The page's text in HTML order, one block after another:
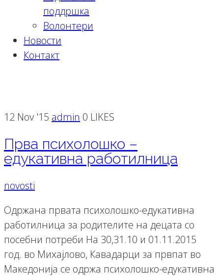
поддршка
Волонтери
Новости
Контакт
12 Nov '15 admin 0 LIKES
Прва психолошко –
едукативна работилница
novosti
Одржана првата психолошко-едукативна
работилница за родителите на децата со
посебни потреби На 30,31.10 и 01.11.2015
год. во Михајлово, Кавадарци за првпат во
Македонија се одржа психолошко-едукативна